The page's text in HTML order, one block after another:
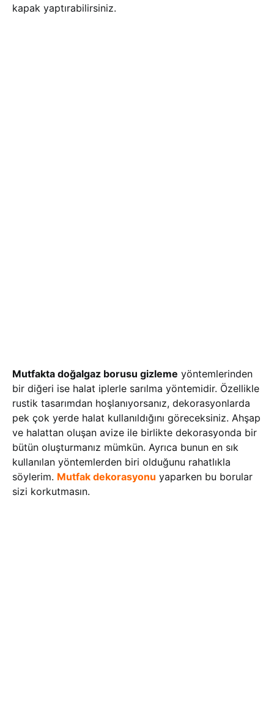
kapak yaptırabilirsiniz.
Mutfakta doğalgaz borusu gizleme yöntemlerinden
bir diğeri ise halat iplerle sarılma yöntemidir. Özellikle
rustik tasarımdan hoşlanıyorsanız, dekorasyonlarda
pek çok yerde halat kullanıldığını göreceksiniz. Ahşap
ve halattan oluşan avize ile birlikte dekorasyonda bir
bütün oluşturmanız mümkün. Ayrıca bunun en sık
kullanılan yöntemlerden biri olduğunu rahatlıkla
söylerim. Mutfak dekorasyonu yaparken bu borular
sizi korkutmasın.